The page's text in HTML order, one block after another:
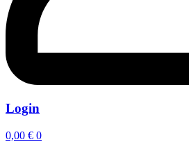
Login
0,00 € 0